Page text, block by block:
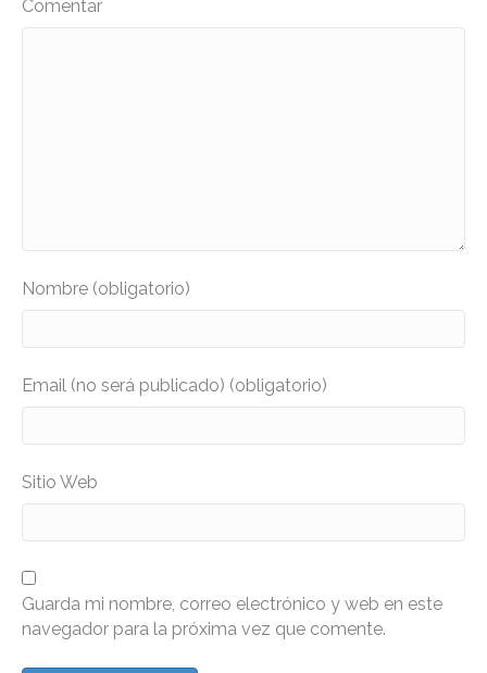
Comentar
Nombre (obligatorio)
Email (no será publicado) (obligatorio)
Sitio Web
Guarda mi nombre, correo electrónico y web en este
navegador para la próxima vez que comente.